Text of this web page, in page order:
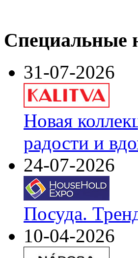
Специальные
31-07-2026
Новая
радости и
24-07-2026
Посуда.
10-04-2026